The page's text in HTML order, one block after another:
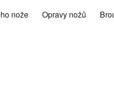
nože Opravy nožů